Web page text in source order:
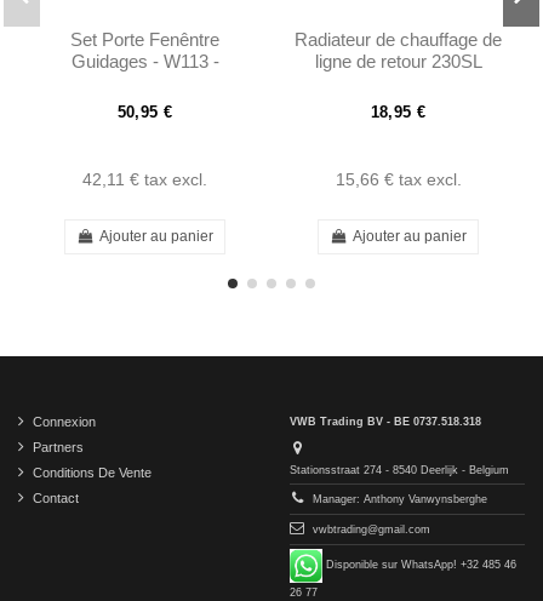
Set Porte Fenêntre
Guidages - W113 -
50,95 €
42,11 € tax excl.
Ajouter au panier
Radiateur de chauffage de
ligne de retour 230SL
18,95 €
15,66 € tax excl.
Ajouter au panier
Connexion
Partners
Conditions De Vente
Contact
VWB Trading BV - BE 0737.518.318
Stationsstraat 274 - 8540 Deerlijk - Belgium
Manager: Anthony Vanwynsberghe
vwbtrading@gmail.com
Disponible sur WhatsApp! +32 485 46
26 77